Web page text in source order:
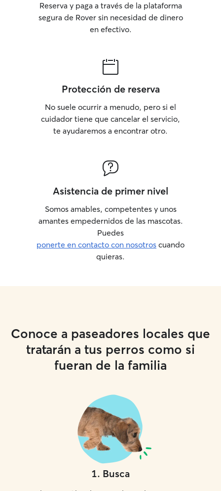
Reserva y paga a través de la plataforma
segura de Rover sin necesidad de dinero
en efectivo.
Protección de reserva
No suele ocurrir a menudo, pero si el
cuidador tiene que cancelar el servicio,
te ayudaremos a encontrar otro.
Asistencia de primer nivel
Somos amables, competentes y unos
amantes empedernidos de las mascotas.
Puedes
ponerte en contacto con nosotros cuando
quieras.
Conoce a paseadores locales que
tratarán a tus perros como si
fueran de la familia
1. Busca